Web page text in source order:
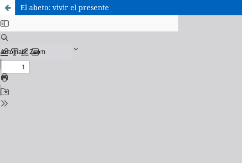
El abeto: vivir el presente